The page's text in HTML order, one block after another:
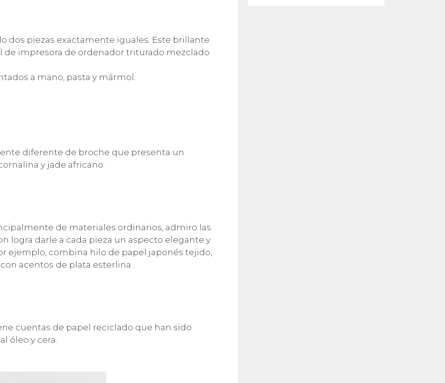
dos piezas exactamente iguales. Este brillante
impresora de ordenador triturado mezclado
a mano, pasta y mármol.
diferente de broche que presenta un
y jade africano.
de materiales ordinarios, admiro las
logra darle a cada pieza un aspecto elegante y
ejemplo, combina hilo de papel japonés tejido,
acentos de plata esterlina.
cuentas de papel reciclado que han sido
óleo y cera.